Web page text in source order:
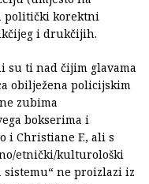
politički korektni
i drukčijih.
su ti nad čijim glavama
obilježena policijskim
zubima
bokserima i
i Christiane F., ali s
etnički/kulturološki
ne proizlazi iz